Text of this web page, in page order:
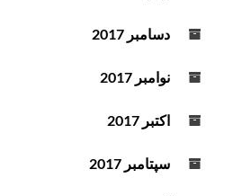
دسامبر 2017
نوامبر 2017
اکتبر 2017
سپتامبر 2017